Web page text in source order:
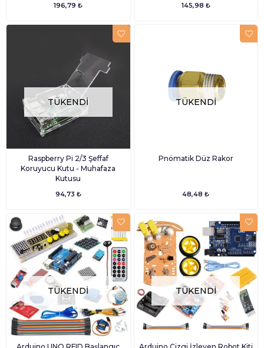
196,79 ₺ 145,98 ₺
TÜKENDI
Raspberry Pi 2/3 Şeffaf
Koruyucu Kutu - Muhafaza
Kutusu
94,73 ₺
TÜKENDI
Pnömatik Düz Rakor
48,48 ₺
TÜKENDI TÜKENDI